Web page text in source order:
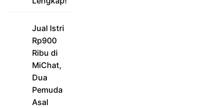
Jual Istri
Rp900
Ribu di
MiChat,
Dua
Pemuda
Asal